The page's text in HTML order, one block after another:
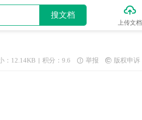
搜文档 
上传文档
：12.14KB 积分：9.6  举报  版权申诉